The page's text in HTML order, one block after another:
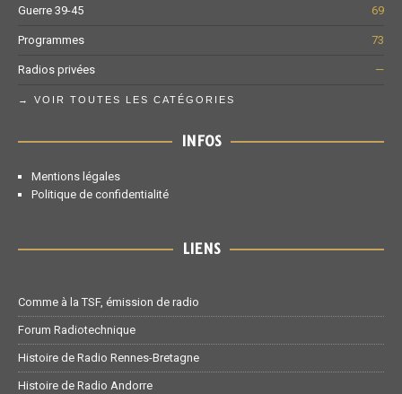
Guerre 39-45 69
Programmes 73
Radios privées —
→ VOIR TOUTES LES CATÉGORIES
INFOS
Mentions légales
Politique de confidentialité
LIENS
Comme à la TSF, émission de radio
Forum Radiotechnique
Histoire de Radio Rennes-Bretagne
Histoire de Radio Andorre